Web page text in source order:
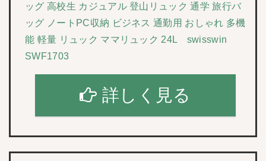
ッグ 高校生 カジュアル 登山リュック 通学 旅行バ
ッグ ノートPC収納 ビジネス 通勤用 おしゃれ 多機
能 軽量 リュック ママリュック 24L swisswin
SWF1703
詳しく見る